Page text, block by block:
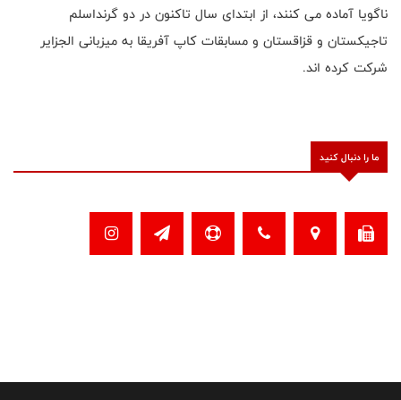
ناگویا آماده می کنند، از ابتدای سال تاکنون در دو گرنداسلم
تاجیکستان و قزاقستان و مسابقات کاپ آفریقا به میزبانی الجزایر
شرکت کرده اند.
ما را دنبال کنید